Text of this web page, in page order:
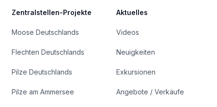
Zentralstellen-Projekte
Moose Deutschlands
Flechten Deutschlands
Pilze Deutschlands
Pilze am Ammersee
Aktuelles
Videos
Neuigkeiten
Exkursionen
Angebote / Verkäufe